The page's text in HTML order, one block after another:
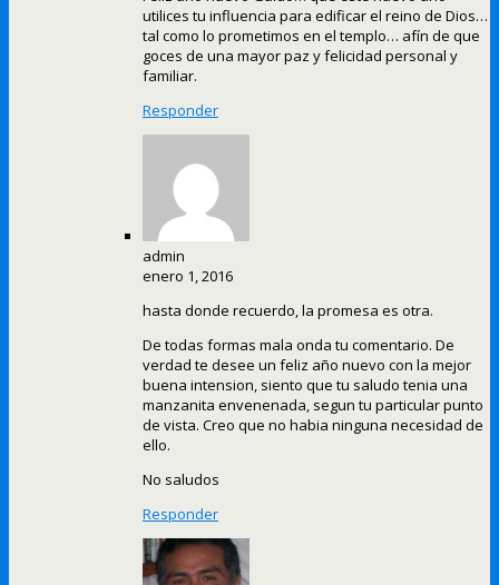
utilices tu influencia para edificar el reino de Dios…
tal como lo prometimos en el templo… afín de que
goces de una mayor paz y felicidad personal y
familiar.
Responder
admin
enero 1, 2016
hasta donde recuerdo, la promesa es otra.
De todas formas mala onda tu comentario. De
verdad te desee un feliz año nuevo con la mejor
buena intension, siento que tu saludo tenia una
manzanita envenenada, segun tu particular punto
de vista. Creo que no habia ninguna necesidad de
ello.
No saludos
Responder